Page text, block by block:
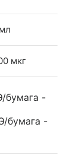
мкг
бумага -
бумага -